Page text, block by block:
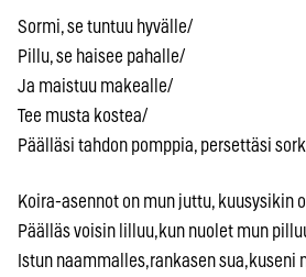
Sormi, se tuntuu hyvälle/
Pillu, se haisee pahalle/
Ja maistuu makealle/
Tee musta kostea/
Päälläsi tahdon pomppia, persettäsi
Koira-asennot on mun juttu, kuusysikin
Päälläs voisin lilluu,kun nuolet mun
Istun naammalles,rankasen sua,kuseni